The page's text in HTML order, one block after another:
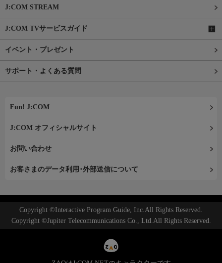
J:COM STREAM
J:COM TVサービスガイド
イベント・プレゼント
サポート・よくある質問
Fun! J:COM
J:COM オフィシャルサイト
お問い合わせ
お客さまのデータ利用･外部送信について
Copyright ©Interactive Program Guide, Inc.All Rights Reserved.
Copyright ©Jupiter Telecommunications Co., Ltd.All Rights Reserved.